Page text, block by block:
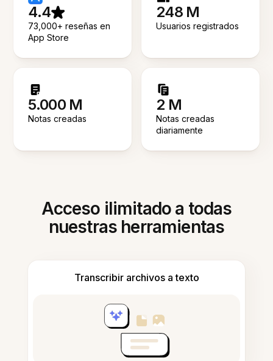
4.4
73,000+ reseñas en
App Store
248 M
Usuarios registrados
5.000 M
Notas creadas
2 M
Notas creadas
diariamente
Acceso ilimitado a todas
nuestras herramientas
Transcribir archivos a texto